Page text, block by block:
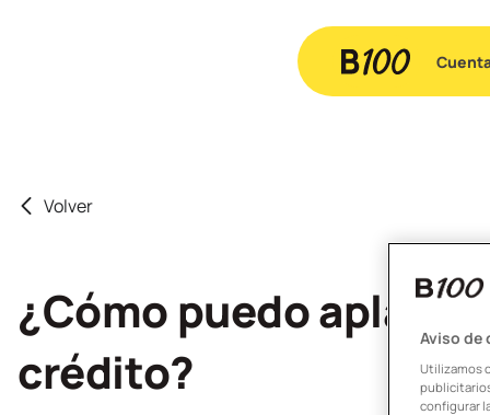
Volver
¿Cómo puedo
crédito?
Aviso de
Utilizamos
configurar